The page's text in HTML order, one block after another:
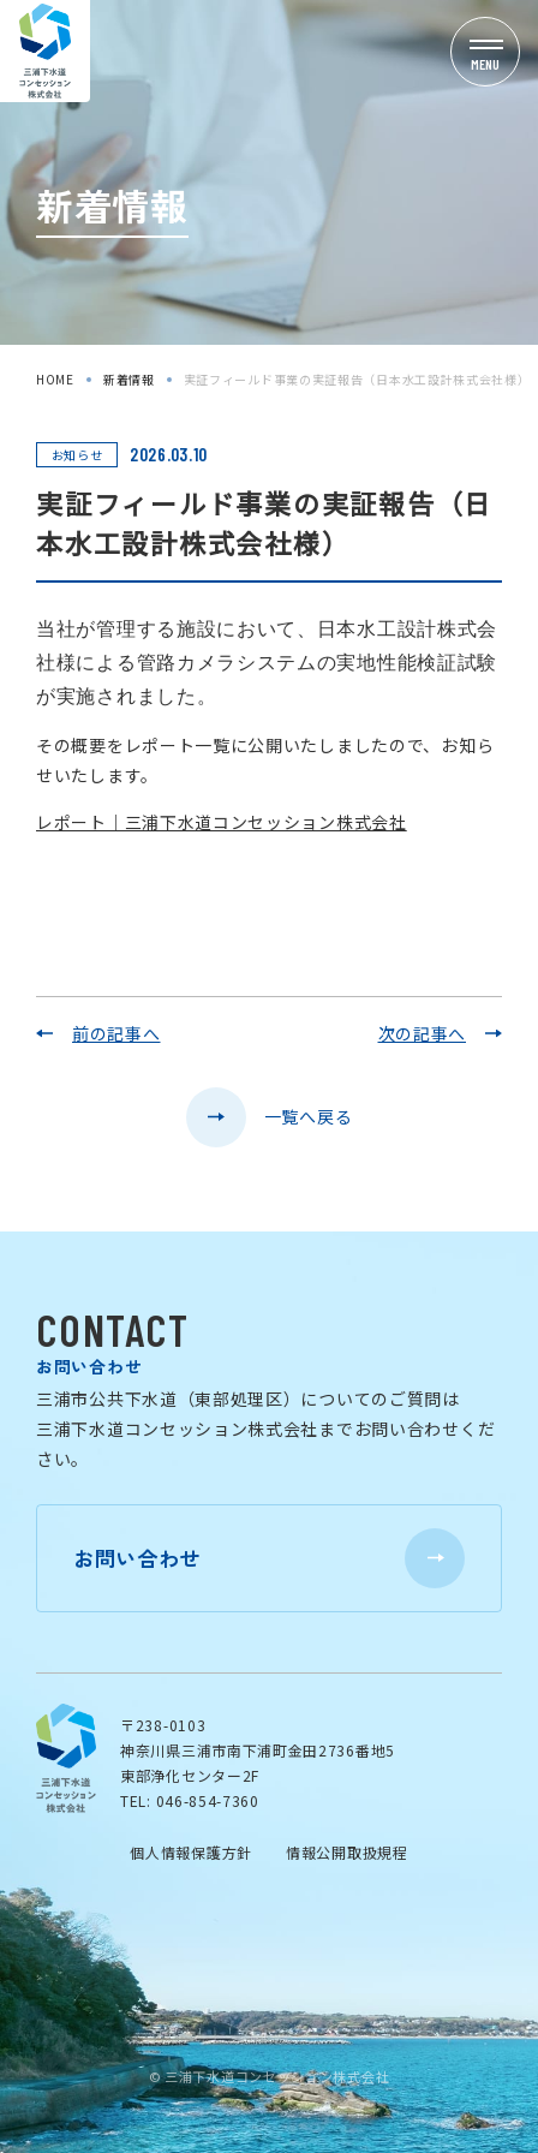
MENU
新着情報
HOME 新着情報 実証フィールド事業の実証報告（日本水工設計株式会社様）
お知らせ 2026.03.10
実証フィールド事業の実証報告（日
本水工設計株式会社様）
当社が管理する施設において、日本水工設計株式会
社様による管路カメラシステムの実地性能検証試験
が実施されました。
その概要をレポート一覧に公開いたしましたので、お知ら
せいたします。
レポート｜三浦下水道コンセッション株式会社
前の記事へ 次の記事へ
一覧へ戻る
CONTACT
お問い合わせ
三浦市公共下水道（東部処理区）についてのご質問は
三浦下水道コンセッション株式会社までお問い合わせくだ
さい。
お問い合わせ
〒238-0103
神奈川県三浦市南下浦町金田2736番地5
東部浄化センター2F
TEL: 046-854-7360
個人情報保護方針 情報公開取扱規程
© 三浦下水道コンセッション株式会社